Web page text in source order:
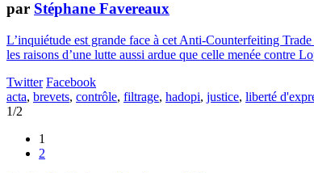
par Stéphane Favereaux
L’inquiétude est grande face à cet Anti-Counterfeiting
les raisons d’une lutte aussi ardue que celle menée contre
Twitter Facebook
acta, brevets, contrôle, filtrage, hadopi, justice, liberté
1/2
1
2